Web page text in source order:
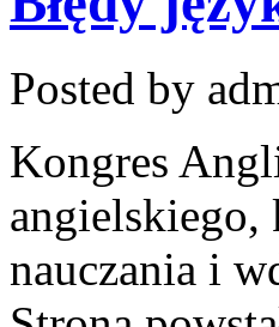
Posted by
Kongres
angielskiego,
nauczania i